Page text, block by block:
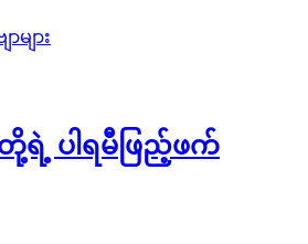
များ
ရဲ့ ပါရမီဖြည့်ဖက်